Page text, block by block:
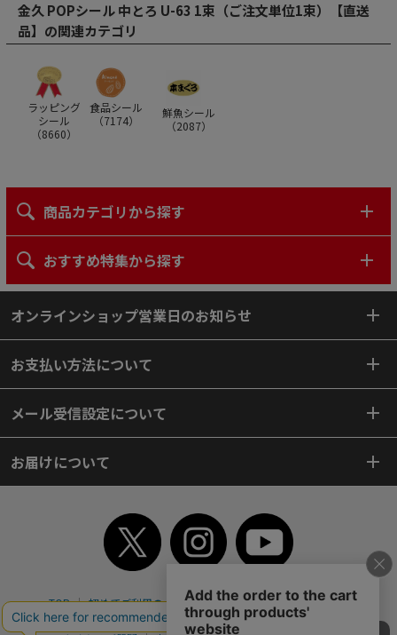
金久 POPシール 中とろ U-63 1束（ご注文単位1束）【直送
品】の関連カテゴリ
ラッピング
シール
（8660）
食品シール
（7174）
鮮魚シール
（2087）
商品カテゴリから探す
おすすめ特集から探す
オンラインショップ営業日のお知らせ
お支払い方法について
メール受信設定について
お届けについて
TOP 初めてご利用のお客様へ ご利用案内
ご利用規約
個人情報保護方針
特定商取引法
会社案内